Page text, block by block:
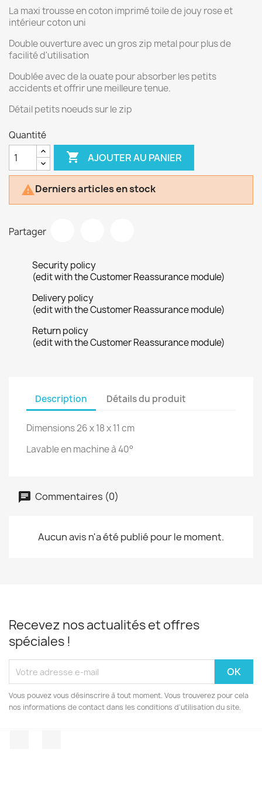
La maxi trousse en coton imprimé toile de jouy rose et
intérieur coton uni
Double ouverture avec un gros zip metal pour plus de
facilité d'utilisation
Doublée avec de la ouate pour absorber les petits
accidents et offrir une meilleure tenue.
Détail petits noeuds sur le zip
Quantité
 AJOUTER AU PANIER
Derniers articles en stock
Partager
Security policy
(edit with the Customer Reassurance module)
Delivery policy
(edit with the Customer Reassurance module)
Return policy
(edit with the Customer Reassurance module)
Description Détails du produit
Dimensions 26 x 18 x 11 cm
Lavable en machine à 40°
Commentaires (0)
Aucun avis n'a été publié pour le moment.
Recevez nos actualités et offres
spéciales !
Vous pouvez vous désinscrire à tout moment. Vous trouverez pour cela
nos informations de contact dans les conditions d'utilisation du site.